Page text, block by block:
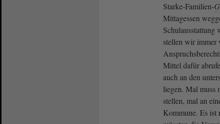
Starke-Familien-
Mittagessen
Schulausstattung
stellen wir immer
Mittel dafür
auch an den
liegen. Mal muss
stellen, mal an
Kommune. Es ist